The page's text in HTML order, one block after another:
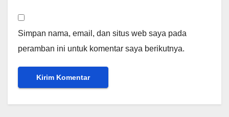
Simpan nama, email, dan situs web saya pada
peramban ini untuk komentar saya berikutnya.